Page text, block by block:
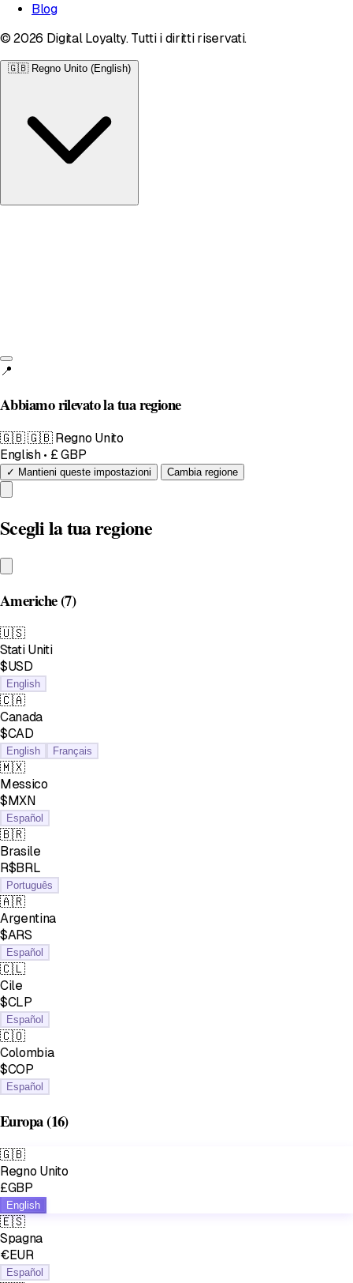
Blog
© 2026 Digital Loyalty. Tutti i diritti riservati.
🇬🇧 Regno Unito (English)
📍
Abbiamo rilevato la tua regione
🇬🇧🇬🇧 Regno Unito
English • £ GBP
✓ Mantieni queste impostazioni Cambia regione
Scegli la tua regione
Americhe(7)
🇺🇸
Stati Uniti
$USD
English
🇨🇦
Canada
$CAD
English Français
🇲🇽
Messico
$MXN
Español
🇧🇷
Brasile
R$BRL
Português
🇦🇷
Argentina
$ARS
Español
🇨🇱
Cile
$CLP
Español
🇨🇴
Colombia
$COP
Español
Europa(16)
🇬🇧
Regno Unito
£GBP
English
🇪🇸
Spagna
€EUR
Español